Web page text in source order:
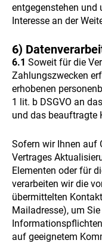
entgegenstehen und
Interesse an der
6)
6.1 Soweit für die
Zahlungszwecken
erhobenen
1 lit. b DSGVO an
und das beauftragte
Sofern wir Ihnen auf
Vertrages
Elementen oder für
verarbeiten wir die
übermittelten
Mailadresse), um
auf geeignetem